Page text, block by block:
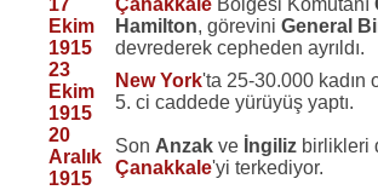
17
Ekim
1915
Çanakkale Bölgesi Komutanı
Hamilton, göreviniGeneral
devrederek cepheden ayrıldı.
23
Ekim
1915
New York'ta 25-30.000 kadın
5. ci caddede yürüyüş yaptı.
20
Aralık
1915
Son Anzak ve İngiliz birlikleri
Çanakkale'yi terkediyor.